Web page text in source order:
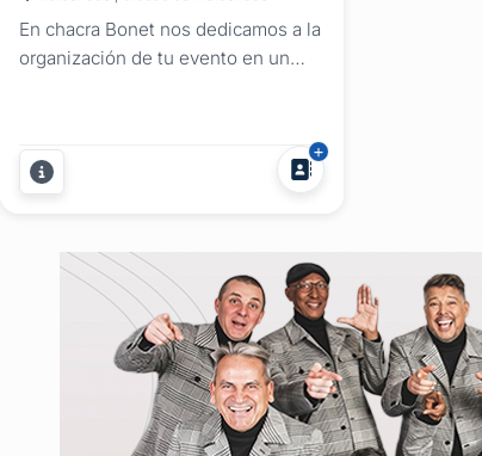
En chacra Bonet nos dedicamos a la
organización de tu evento en un
ambiente rodeado de naturaleza, a
pasos de la cuidad de Maldonado.
que solo tengas que preocuparte...